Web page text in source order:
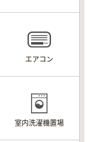
エアコン
室内洗濯機置場